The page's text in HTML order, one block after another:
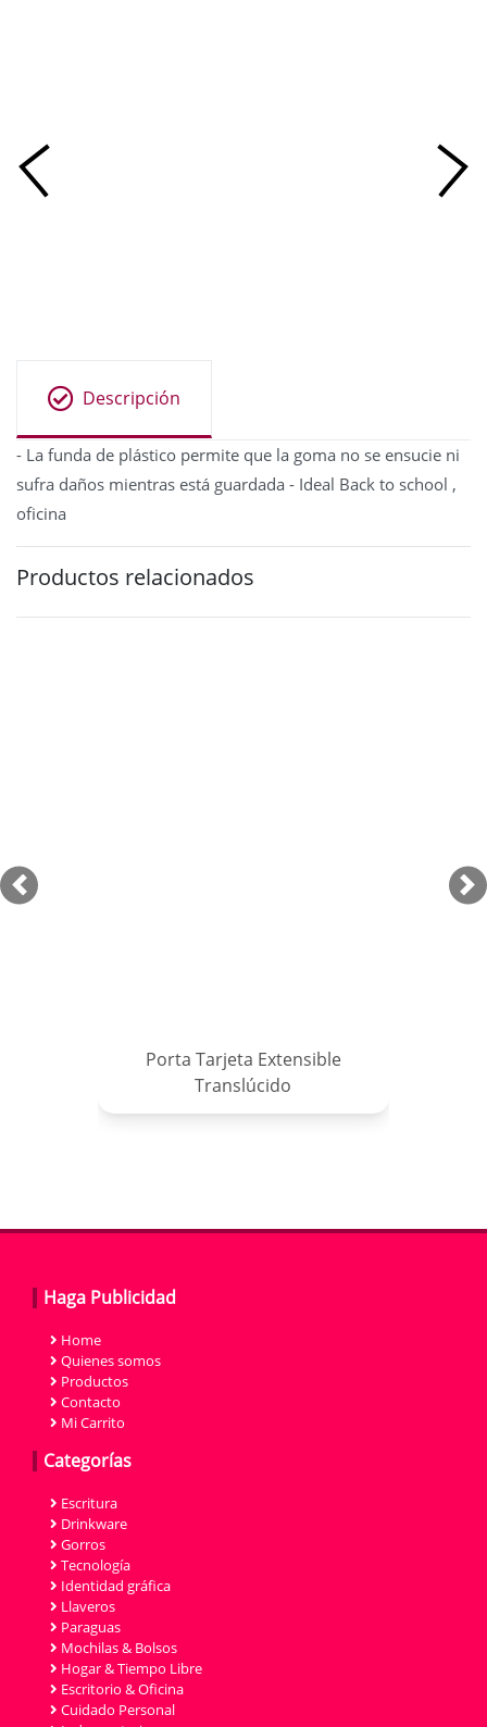
Descripción
- La funda de plástico permite que la goma no se ensucie ni
sufra daños mientras está guardada - Ideal Back to school ,
oficina
Productos relacionados
Previous
Porta Tarjeta Extensible
Translúcido
Haga Publicidad
Home
Quienes somos
Productos
Contacto
Mi Carrito
Categorías
Escritura
Drinkware
Gorros
Tecnología
Identidad gráfica
Llaveros
Paraguas
Mochilas & Bolsos
Hogar & Tiempo Libre
Escritorio & Oficina
Cuidado Personal